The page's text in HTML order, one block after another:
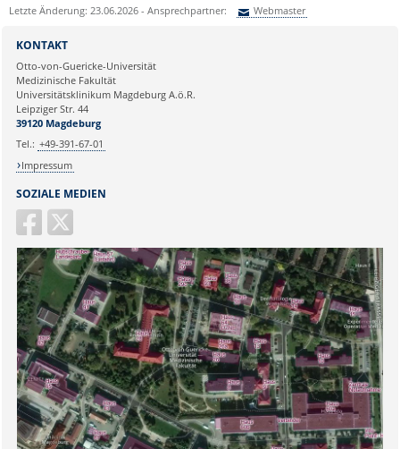
Letzte Änderung: 23.06.2026 - Ansprechpartner: Webmaster
Ihre E-Mailadresse:
Ihr Anliegen:
SOZIALE MEDIEN
KONTAKT
Otto-von-Guericke-Universität
Medizinische Fakultät
Universitätsklinikum Magdeburg A.ö.R.
Leipziger Str. 44
39120 Magdeburg
Tel.: +49-391-67-01
Impressum